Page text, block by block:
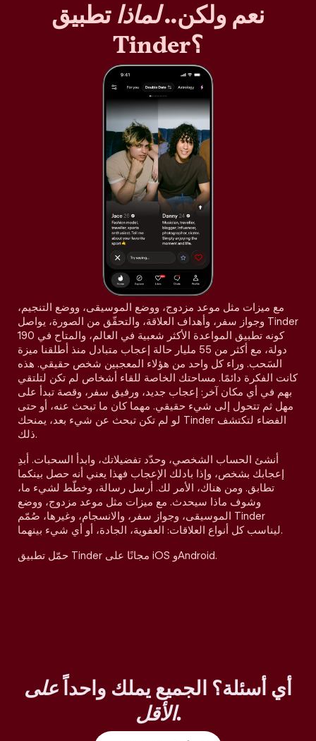
نعم ولكن..لماذا تطبيق
Tinder؟
مع ميزات مثل موعد مزدوج، ووضع الموسيقى، ووضع التنجيم،
وجواز سفر، وأهداف العلاقة، والتحقّق من الصورة، يواصل Tinder
كونه تطبيق المواعدة الأكثر شعبية في العالم، والمتاح في 190
دولة، مع أكثر من 55 مليار حالة إعجاب متبادل منذ أطلقنا ميزة
السَحب. وراء كل واحد من هؤلاء المعجبين شخص حقيقي. هذه
كانت الفكرة دائمًا. مساحتك الخاصة للقاء أشخاص لم تكن لتلتقي
بهم في أي مكان آخر: إعجاب جديد، ورفيق سفر، وقصة تبدأ على
مهل ثم تتحول إلى شيء حقيقي. مهما كان ما تبحث عنه، أو حتى
لو لم تكن تبحث عن شيء بعد، يمنحك Tinder الفضاء لتكتشف
ذلك.
أنشئ الحساب الشخصي، وحدّد تفضيلاتك، وابدأ السحبات. أبدِ
إعجابك بشخص، وإذا بادلك الإعجاب فهذا يعني أنه حصل بينكما
تطابق. ومن هناك، الأمر لك. أرسل رسالة، وخطّط لشيء ما،
وشوف ماذا سيحدث. مع ميزات مثل موعد مزدوج، ووضع
الموسيقى، وجواز سفر، والانسجام، وغيرها، صُمّم Tinder
ليناسب كل أنواع العلاقات: العفوية، الجادة، أو أي شيء بينهما.
حمّل تطبيق Tinder مجانًا على iOS وAndroid.
أي أسئلة؟ الجميع يملك واحداً على
الأقل.